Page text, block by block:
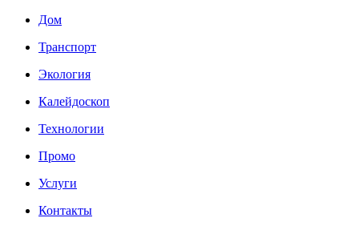
Дом
Транспорт
Экология
Калейдоскоп
Технологии
Промо
Услуги
Контакты